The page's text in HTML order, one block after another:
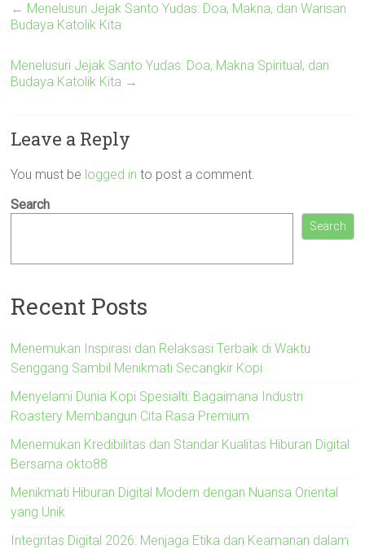
← Menelusuri Jejak Santo Yudas: Doa, Makna, dan Warisan
Budaya Katolik Kita
Menelusuri Jejak Santo Yudas: Doa, Makna Spiritual, dan
Budaya Katolik Kita →
Leave a Reply
You must be logged in to post a comment.
Search
Search
Recent Posts
Menemukan Inspirasi dan Relaksasi Terbaik di Waktu
Senggang Sambil Menikmati Secangkir Kopi
Menyelami Dunia Kopi Spesialti: Bagaimana Industri
Roastery Membangun Cita Rasa Premium
Menemukan Kredibilitas dan Standar Kualitas Hiburan Digital
Bersama okto88
Menikmati Hiburan Digital Modern dengan Nuansa Oriental
yang Unik
Integritas Digital 2026: Menjaga Etika dan Keamanan dalam